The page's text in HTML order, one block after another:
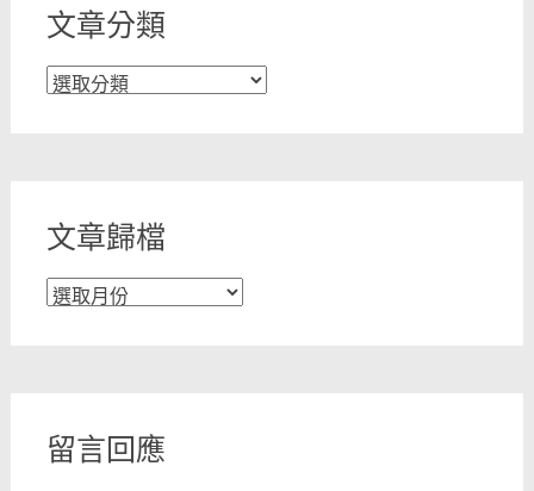
文章分類
文
文章歸檔
文
留言回應